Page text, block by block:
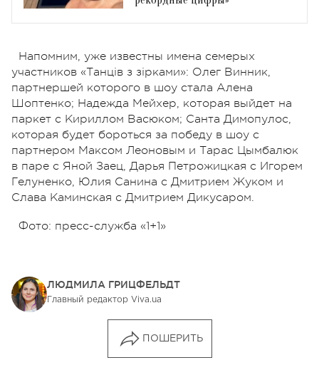
Напомним, уже известны имена семерых
участников «Танців з зірками»: Олег Винник,
партнершей которого в шоу стала Алена
Шоптенко; Надежда Мейхер, которая выйдет на
паркет с Кириллом Васюком; Санта Димопулос,
которая будет бороться за победу в шоу с
партнером Максом Леоновым и Тарас Цымбалюк
в паре с Яной Заец, Дарья Петрожицкая с Игорем
Гелуненко, Юлия Санина с Дмитрием Жуком и
Слава Каминская с Дмитрием Дикусаром.
Фото: пресс-служба «1+1»
ЛЮДМИЛА ГРИЦФЕЛЬДТ
Главный редактор Viva.ua
ПОШЕРИТЬ